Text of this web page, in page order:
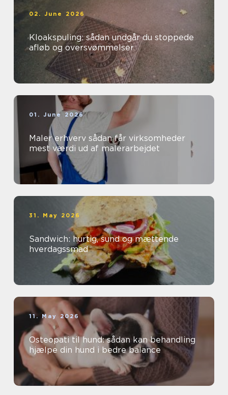
02. June 2026
Kloakspuling: sådan undgår du stoppede
afløb og oversvømmelser
01. June 2026
Maler erhverv sådan får virksomheder
mest værdi ud af malerarbejdet
31. May 2026
Sandwich: hurtig, sund og mættende
hverdagssmad
11. May 2026
Osteopati til hund: sådan kan behandling
hjælpe din hund i bedre balance